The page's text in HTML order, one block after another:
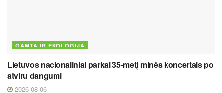
GAMTA IR EKOLOGIJA
Lietuvos nacionaliniai parkai 35-metį minės koncertais po
atviru dangumi
2026 08 06